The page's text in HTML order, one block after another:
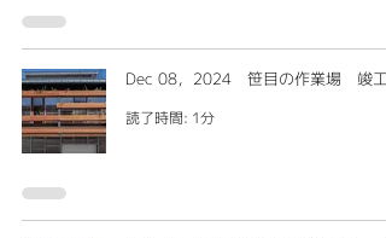
Dec 08，2024 笹目の作業場 竣工
読了時間: 1分